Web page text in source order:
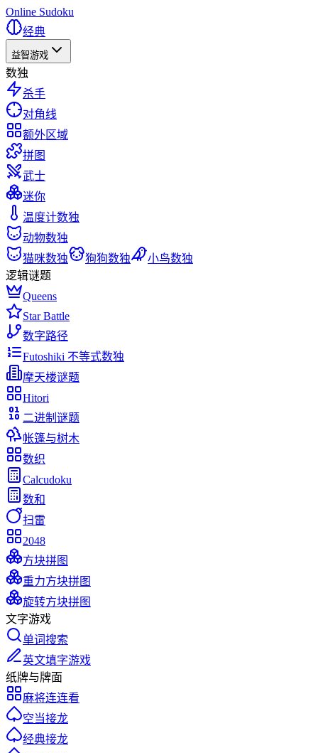
Online Sudoku
经典
益智游戏
数独
杀手
对角线
额外区域
拼图
武士
迷你
温度计数独
动物数独
猫咪数独
狗狗数独
小鸟数独
逻辑谜题
Queens
Star Battle
数字路径
Futoshiki 不等式数独
摩天楼谜题
Hitori
二进制谜题
帐篷与树木
数织
Calcudoku
数和
扫雷
2048
方块拼图
重力方块拼图
旋转方块拼图
文字游戏
单词搜索
英文填字游戏
纸牌与牌面
麻将连连看
空当接龙
经典接龙